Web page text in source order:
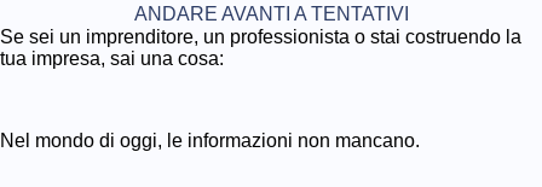
​ANDARE AVANTI A TENTATIVI
Se sei un imprenditore, un professionista o stai costruendo la
tua impresa, sai una cosa:
Nel mondo di oggi, le informazioni non mancano.